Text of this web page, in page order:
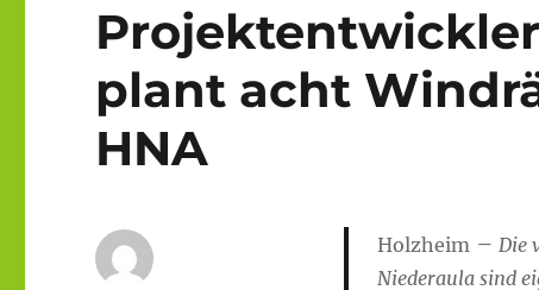
plant acht
HNA
Holzheim – Die
Niederaula sind